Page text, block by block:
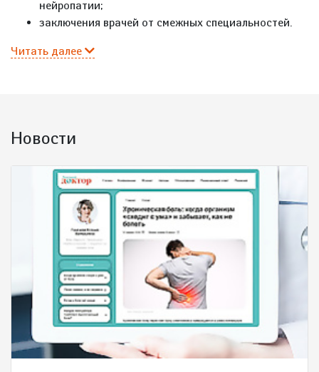
нейропатии;
заключения врачей от смежных специальностей.
Читать далее
Новости